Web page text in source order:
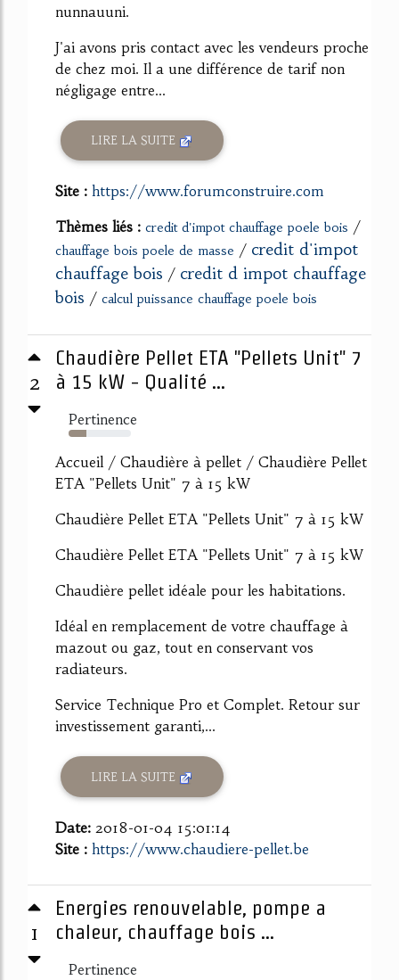
nunnauuni.
J'ai avons pris contact avec les vendeurs proche
de chez moi. Il a une différence de tarif non
négligage entre...
LIRE LA SUITE
Site : https://www.forumconstruire.com
Thèmes liés : credit d'impot chauffage poele bois /
chauffage bois poele de masse / credit d'impot
chauffage bois / credit d impot chauffage
bois / calcul puissance chauffage poele bois
2
Chaudière Pellet ETA "Pellets Unit" 7
à 15 kW - Qualité ...
Pertinence
28%
Accueil / Chaudière à pellet / Chaudière Pellet
ETA "Pellets Unit" 7 à 15 kW
Chaudière Pellet ETA "Pellets Unit" 7 à 15 kW
Chaudière Pellet ETA "Pellets Unit" 7 à 15 kW
Chaudière pellet idéale pour les habitations.
Idéal en remplacement de votre chauffage à
mazout ou gaz, tout en conservant vos
radiateurs.
Service Technique Pro et Complet. Retour sur
investissement garanti,...
LIRE LA SUITE
Date: 2018-01-04 15:01:14
Site : https://www.chaudiere-pellet.be
1
Energies renouvelable, pompe a
chaleur, chauffage bois ...
Pertinence